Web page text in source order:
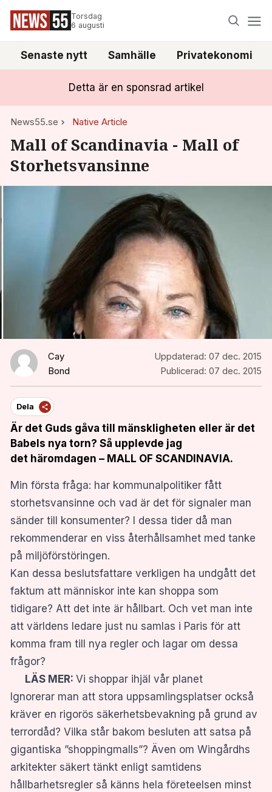
Torsdag
6 augusti
Senaste nytt Samhälle Privatekonomi
Detta är en sponsrad artikel
News55.se Native Article
Mall of Scandinavia - Mall of
Storhetsvansinne
Cay
Bond
Uppdaterad: 07 dec. 2015
Publicerad: 07 dec. 2015
Dela
Är det Guds gåva till mänskligheten eller är det
Babels nya torn? Så upplevde jag
det häromdagen – MALL OF SCANDINAVIA.
Min första fråga: har kommunalpolitiker fått
storhetsvansinne och vad är det för signaler man
sänder till konsumenter? I dessa tider då man
rekommenderar en viss återhållsamhet med tanke
på miljöförstöringen.
Kan dessa beslutsfattare verkligen ha undgått det
faktum att människor inte kan shoppa som
tidigare? Att det inte är hållbart. Och vet man inte
att världens ledare just nu samlas i Paris för att
komma fram till nya regler och lagar om dessa
frågor?
LÄS MER: Vi shoppar ihjäl vår planet
Ignorerar man att stora uppsamlingsplatser också
kräver en rigorös säkerhetsbevakning på grund av
terrordåd? Vilka står bakom besluten att satsa på
gigantiska ”shoppingmalls”? Även om Wingårdhs
arkitekter säkert tänkt enligt samtidens
hållbarhetsregler så känns hela företeelsen minst